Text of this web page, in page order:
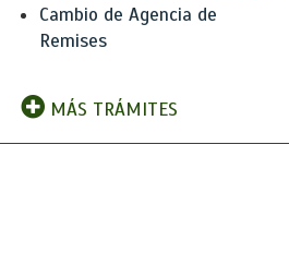
Cambio de Agencia de
Remises
MÁS TRÁMITES